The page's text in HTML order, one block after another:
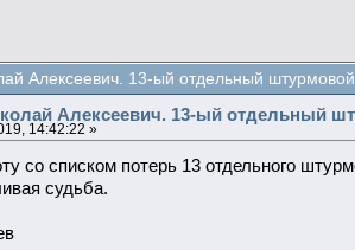
Алексеевич. 13-ый отдельный
Алексеевич. 13-ый отдельный
14:42:22 »
со списком потерь 13 отдельного
судьба.